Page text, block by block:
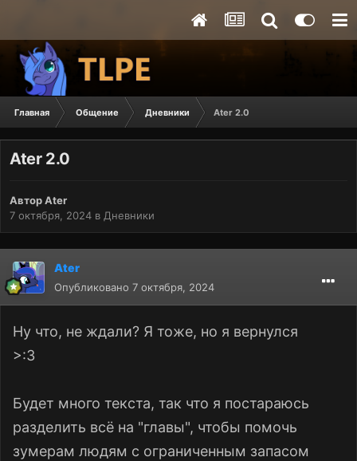
Главная Общение Дневники Ater 2.0
Ater 2.0
АвторAter
7 октября, 2024 в Дневники
Ater
Опубликовано 7 октября, 2024
Ну что, не ждали? Я тоже, но я вернулся
>:3
Будет много текста, так что я постараюсь
разделить всё на "главы", чтобы помочь
зумерам людям с ограниченным запасом